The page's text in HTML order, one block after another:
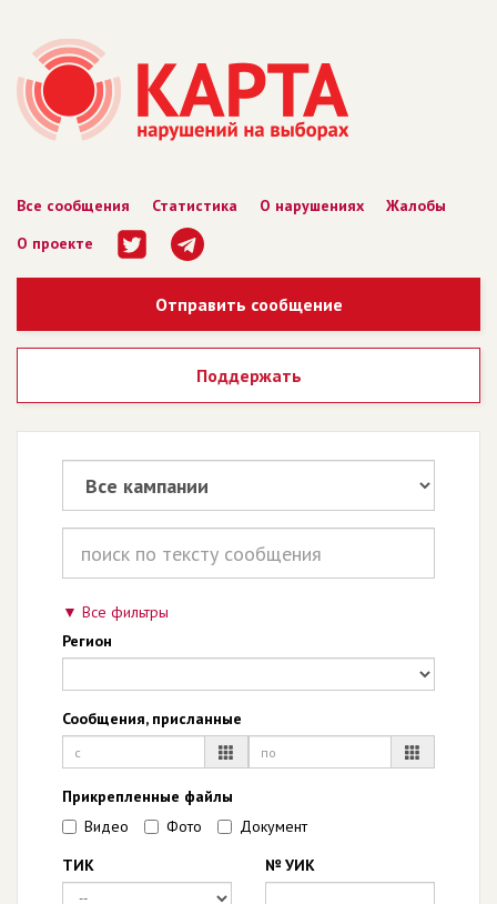
Все сообщения Статистика О нарушениях
Жалобы
О проекте
Отправить сообщение
Поддержать
Все фильтры
Регион
Сообщения, присланные
Прикрепленные файлы
Видео
Фото
Документ
ТИК
№ УИК